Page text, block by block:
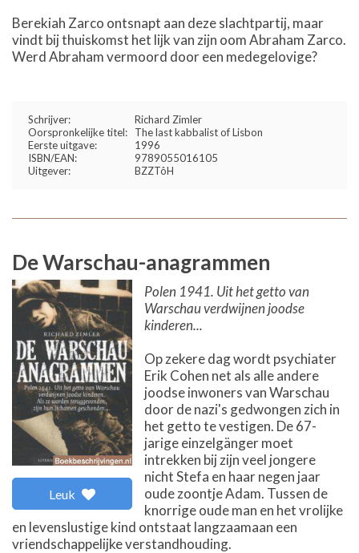
Berekiah Zarco ontsnapt aan deze slachtpartij, maar
vindt bij thuiskomst het lijk van zijn oom Abraham Zarco.
Werd Abraham vermoord door een medegelovige?
Schrijver:
Richard Zimler
Oorspronkelijke titel:
The last kabbalist of Lisbon
Eerste uitgave:
1996
ISBN/EAN:
9789055016105
Uitgever:
BZZTôH
De Warschau-anagrammen
Leuk
Polen 1941. Uit het getto van
Warschau verdwijnen joodse
kinderen...
Op zekere dag wordt psychiater
Erik Cohen net als alle andere
joodse inwoners van Warschau
door de nazi's gedwongen zich in
het getto te vestigen. De 67-
jarige einzelgänger moet
intrekken bij zijn veel jongere
nicht Stefa en haar negen jaar
oude zoontje Adam. Tussen de
knorrige oude man en het vrolijke
en levenslustige kind ontstaat langzaamaan een
vriendschappelijke verstandhouding.